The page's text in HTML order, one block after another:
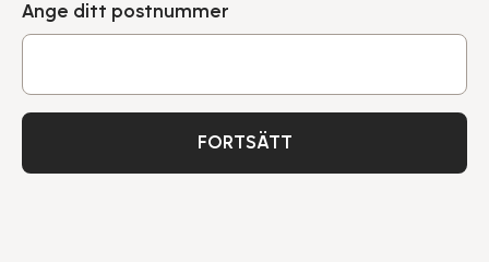
Ange ditt postnummer
FORTSÄTT